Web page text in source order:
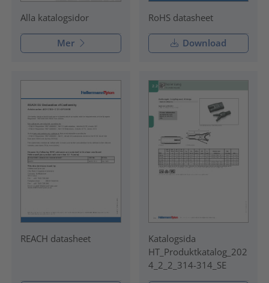
Alla katalogsidor
Mer
RoHS datasheet
Download
REACH datasheet
Katalogsida
HT_Produktkatalog_202
4_2_2_314-314_SE